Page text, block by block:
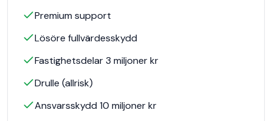
Premium support
Lösöre fullvärdesskydd
Fastighetsdelar 3 miljoner kr
Drulle (allrisk)
Ansvarsskydd 10 miljoner kr